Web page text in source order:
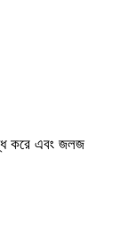
করে এবং জলজ